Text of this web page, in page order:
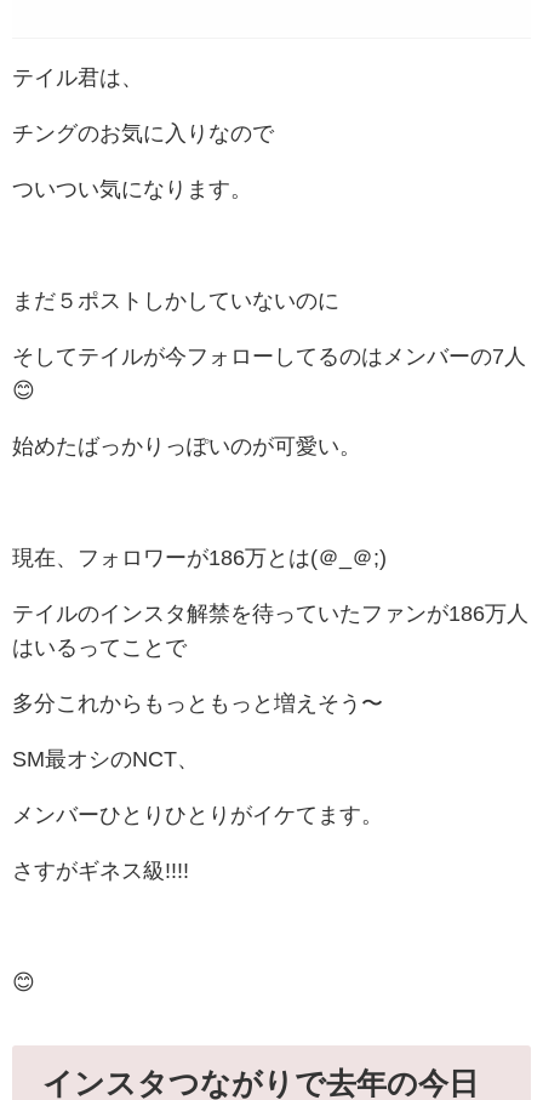
テイル君は、
チングのお気に入りなので
ついつい気になります。
まだ５ポストしかしていないのに
そしてテイルが今フォローしてるのはメンバーの7人
😊
始めたばっかりっぽいのが可愛い。
現在、フォロワーが186万とは(＠_＠;)
テイルのインスタ解禁を待っていたファンが186万人
はいるってことで
多分これからもっともっと増えそう〜
SM最オシのNCT、
メンバーひとりひとりがイケてます。
さすがギネス級!!!!
😊
インスタつながりで去年の今日